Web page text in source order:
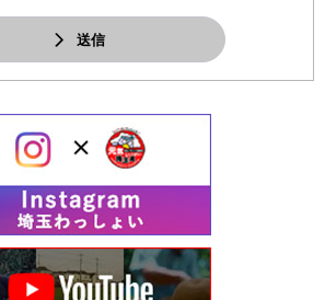
送信